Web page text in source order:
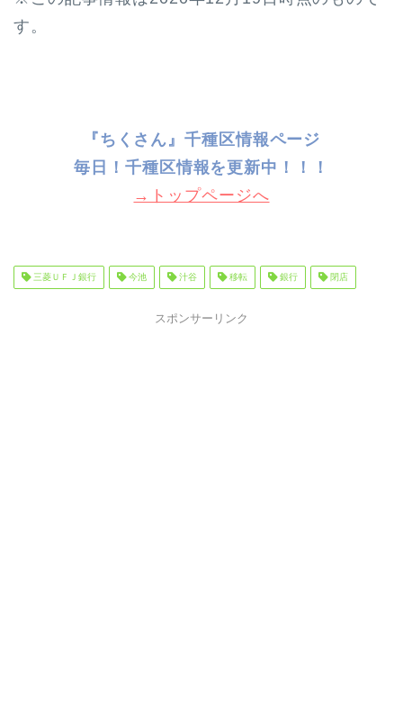
す。
『ちくさん』千種区情報ページ
毎日！千種 区情報を更新中！！！
→トップページへ
三菱ＵＦＪ銀行 今池 汁谷 移転 銀行 閉店
スポンサーリンク